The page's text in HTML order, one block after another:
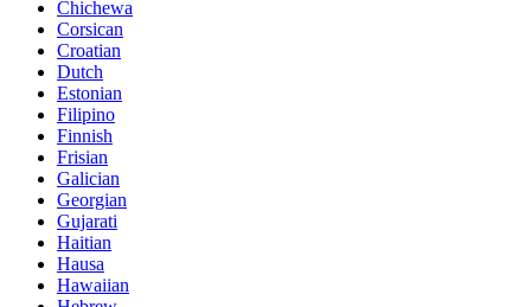
Chichewa
Corsican
Croatian
Dutch
Estonian
Filipino
Finnish
Frisian
Galician
Georgian
Gujarati
Haitian
Hausa
Hawaiian